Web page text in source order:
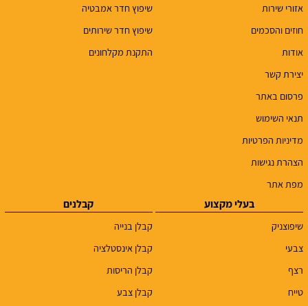
אזורי שירות
חוזים והסכמים
אודות
יצירת קשר
פרסום באתר
תנאי השימוש
מדיניות הפרטיות
הצהרת נגישות
מפת אתר
שיפוץ חדר אמבטיה
שיפוץ חדר שירותים
התקנת מקלחונים
בעלי מקצוע
שיפוצניק
צבעי
רצף
טייח
קבלנים
קבלן בנייה
קבלן אינסטלציה
קבלן הריסות
קבלן צבע